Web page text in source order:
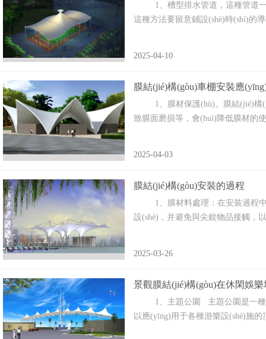
1、槽型排水管道，這種管道
這種方法要留意鋪設(shè)時(shí)的導
2025-04-10
膜結(jié)構(gòu)車棚安裝應
1、膜材保護(hù)。膜結(jié)構
致膜面磨損等，會(huì)降低膜材的使
2025-04-03
膜結(jié)構(gòu)安裝的過程
1、膜材料處理：在安裝過程中
設(shè)，并避免與尖銳物品接觸
2025-03-26
景觀膜結(jié)構(gòu)在休閑娛
1、主題公園 主題公園是一種集游
以應(yīng)用于各種游樂設(shè)施的頂